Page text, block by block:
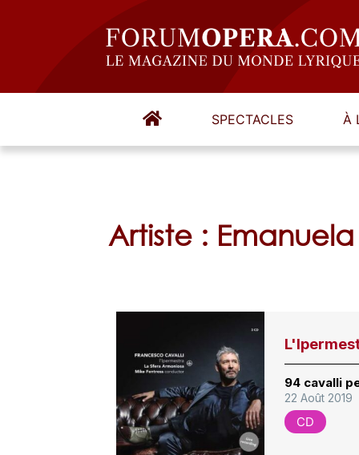
SPECTACLES À
Artiste : Emanuela
94 cavalli
22 Août 2019
CD